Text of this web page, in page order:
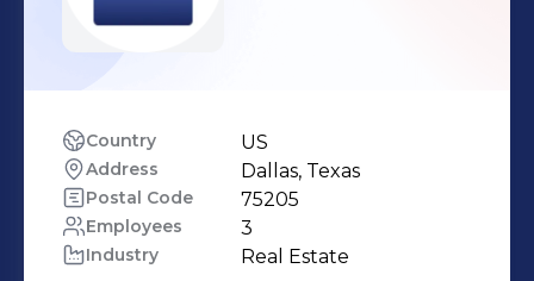
Country US
Address Dallas, Texas
Postal Code 75205
Employees 3
Industry Real Estate